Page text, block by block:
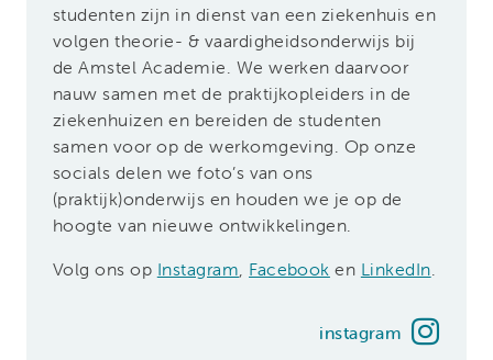
studenten zijn in dienst van een ziekenhuis en
volgen theorie- & vaardigheidsonderwijs bij
de Amstel Academie. We werken daarvoor
nauw samen met de praktijkopleiders in de
ziekenhuizen en bereiden de studenten
samen voor op de werkomgeving. Op onze
socials delen we foto’s van ons
(praktijk)onderwijs en houden we je op de
hoogte van nieuwe ontwikkelingen.
Volg ons op Instagram, Facebook en LinkedIn.
instagram